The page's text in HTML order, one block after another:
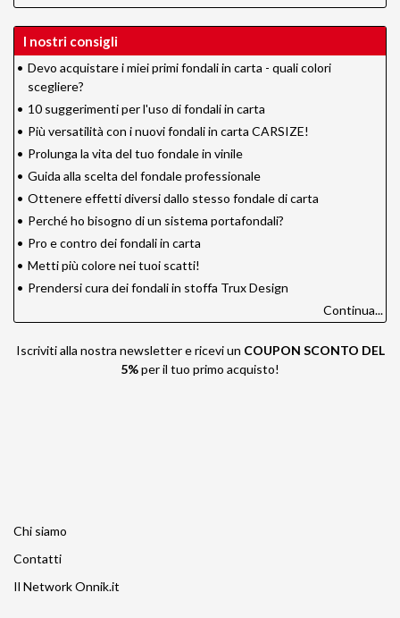
I nostri consigli
• Devo acquistare i miei primi fondali in carta - quali colori
scegliere?
• 10 suggerimenti per l'uso di fondali in carta
• Più versatilità con i nuovi fondali in carta CARSIZE!
• Prolunga la vita del tuo fondale in vinile
• Guida alla scelta del fondale professionale
• Ottenere effetti diversi dallo stesso fondale di carta
• Perché ho bisogno di un sistema portafondali?
• Pro e contro dei fondali in carta
• Metti più colore nei tuoi scatti!
• Prendersi cura dei fondali in stoffa Trux Design
Continua...
Iscriviti alla nostra newsletter e ricevi un COUPON SCONTO DEL
5%per il tuo primo acquisto!
Chi siamo
Contatti
Il Network Onnik.it